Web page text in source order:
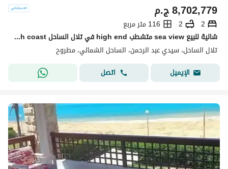
ج.م8,702,779
2
2
116 متر مربع
شالية للبيع sea view متشطب high end في تلال الساحل telal north coast في الساحل الشمالي
تلال الساحل، سيدي عبد الرحمن، الساحل الشمالي، مطروح
الإيميل
اتصل